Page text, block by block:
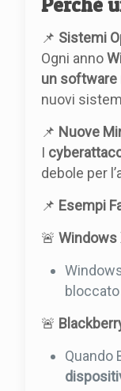
Perché
📌 Sistemi
Ogni anno
un software
nuovi
📌 Nuove
I
debole per
📌 Esempi
🚨 Windows
bloccato
🚨
Quando